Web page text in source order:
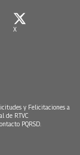
X
y Felicitaciones a
de RTVC
PQRSD.